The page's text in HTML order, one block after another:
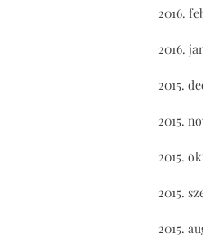
2016.
2016.
2015.
2015.
2015.
2015.
2015.